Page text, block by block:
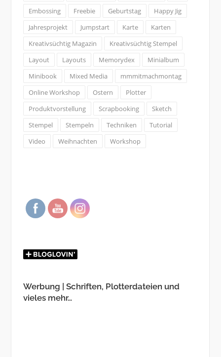
Embossing
Freebie Geburtstag
Happy Jig
Jahresprojekt
Jumpstart Karte
Karten
Kreativsüchtig Magazin
Kreativsüchtig Stempel
Layout
Layouts Memorydex
Minialbum
Minibook
Mixed Media
mmmitmachmontag
Online Workshop
Ostern
Plotter
Produktvorstellung
Scrapbooking
Sketch
Stempel
Stempeln Techniken
Tutorial
Video
Weihnachten Workshop
Werbung | Schriften, Plotterdateien und
vieles mehr…